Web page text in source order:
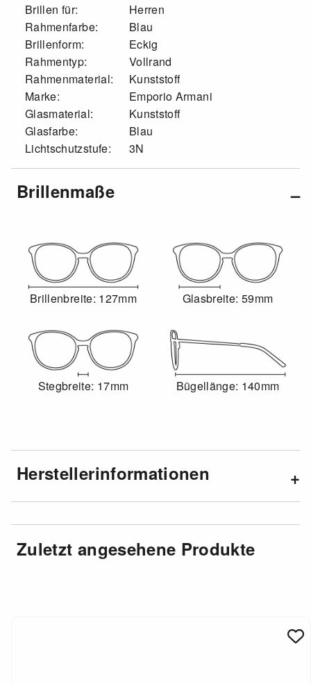
Brillen für:
Herren
Rahmenfarbe:
Blau
Brillenform:
Eckig
Rahmentyp:
Vollrand
Rahmenmaterial:
Kunststoff
Marke:
Emporio Armani
Glasmaterial:
Kunststoff
Glasfarbe:
Blau
Lichtschutzstufe:
3N
Brillenmaße
Brillenbreite: 127mm Glasbreite: 59mm
Stegbreite: 17mm Bügellänge: 140mm
Herstellerinformationen
Zuletzt angesehene Produkte